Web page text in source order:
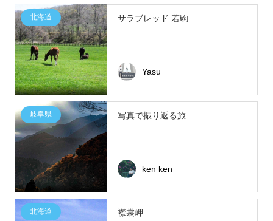
北海道 サラブレッド 若駒
Yasu
岐阜県 写真で振り返る旅
ken ken
北海道 襟裳岬